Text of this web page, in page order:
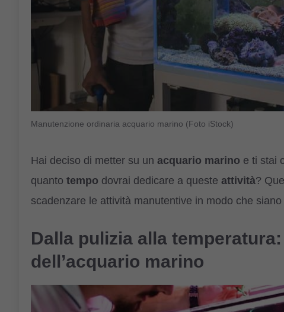
Manutenzione ordinaria acquario marino (Foto iStock)
Hai deciso di metter su un acquario marino e ti stai
quanto tempo dovrai dedicare a queste attività?
scadenzare le attività manutentive in modo che
Dalla pulizia alla
dell’acquario marino